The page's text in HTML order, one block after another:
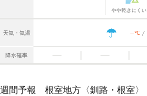
やや乾きにくい
天気・気温 -℃
降水確率
週間予報 根室地方〈釧路・根室〉